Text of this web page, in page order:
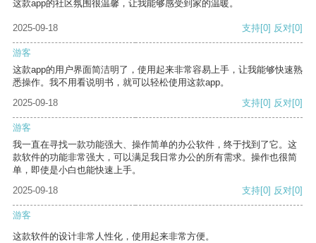
这款app的社区氛围很温馨，让我能够感受到家的温暖。
2025-09-18 支持[0] 反对[0]
游客
这款app的用户界面简洁明了，使用起来非常容易上手，让我能够快速熟
悉操作。我不用看说明书，就可以轻松使用这款app。
2025-09-18
支持[0] 反对[0]
游客
我一直在寻找一款功能强大、操作简单的办公软件，终于找到了它。这
款软件的功能非常强大，可以满足我日常办公的所有需求。操作也很简
单，即使是小白也能快速上手。
2025-09-18
支持[0] 反对[0]
游客
这款软件的设计非常人性化，使用起来非常方便。